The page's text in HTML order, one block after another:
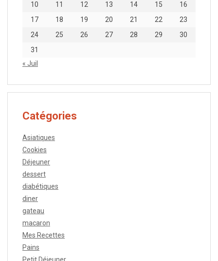
10
11 12 13 14 15
16
17
18 19 20 21 22
23
24
25 26 27 28 29
30
31
« Juil
Catégories
Asiatiques
Cookies
Déjeuner
dessert
diabétiques
diner
gateau
macaron
Mes Recettes
Pains